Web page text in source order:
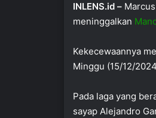
INLENS.id –
meninggalkan
Kekecewaannya
Minggu (15/12/
Pada laga yang
sayap Alejandro